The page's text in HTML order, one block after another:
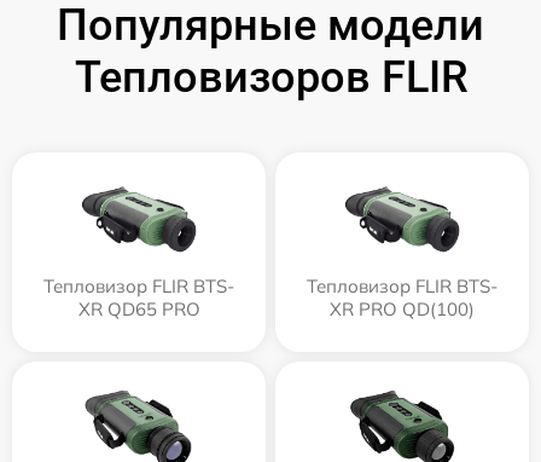
Популярные модели
Тепловизоров FLIR
Тепловизор FLIR BTS-
XR QD65 PRO
Тепловизор FLIR BTS-
XR PRO QD(100)